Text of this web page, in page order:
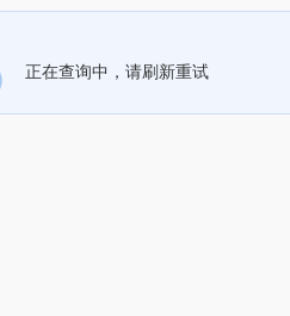
正在查询中，请刷新重试